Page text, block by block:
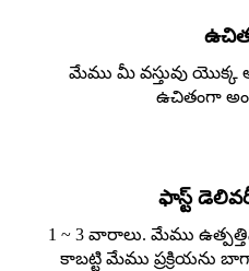
మేము మీ వస్తువు యొక్క
ఉచితంగా
ఫాస్ట్
1 ~ 3 వారాలు. మేము
కాబట్టి మేము ప్రక్రియను